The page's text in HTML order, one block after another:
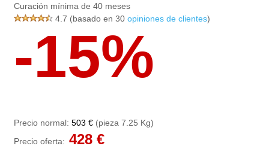
Curación mínima de 40 meses
4.7 (basado en 30 opiniones de clientes)
-15%
Precio normal: 503 € (pieza 7.25 Kg)
Precio oferta: 428 €